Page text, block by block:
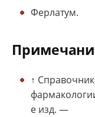
Ферлатум.
↑
е изд. —